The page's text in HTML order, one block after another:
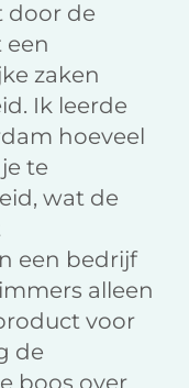
door de
een
zaken
Ik leerde
hoeveel
te
wat de
een bedrijf
alleen
voor
de